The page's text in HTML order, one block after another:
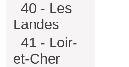
40 - Les
Landes
41 - Loir-
et-Cher